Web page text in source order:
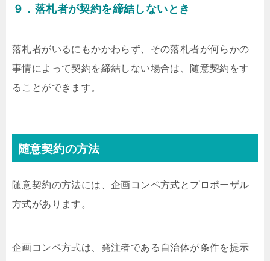
９．落札者が契約を締結しないとき
落札者がいるにもかかわらず、その落札者が何らかの
事情によって契約を締結しない場合は、随意契約をす
ることができます。
随意契約の方法
随意契約の方法には、企画コンペ方式とプロポーザル
方式があります。
企画コンペ方式は、発注者である自治体が条件を提示